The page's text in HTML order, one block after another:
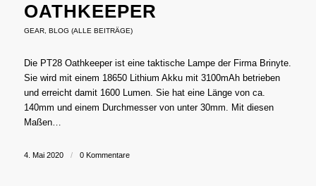
OATHKEEPER
GEAR, BLOG (ALLE BEITRÄGE)
Die PT28 Oathkeeper ist eine taktische Lampe der Firma Brinyte.
Sie wird mit einem 18650 Lithium Akku mit 3100mAh betrieben
und erreicht damit 1600 Lumen. Sie hat eine Länge von ca.
140mm und einem Durchmesser von unter 30mm. Mit diesen
Maßen…
4. Mai 2020 / 0 Kommentare